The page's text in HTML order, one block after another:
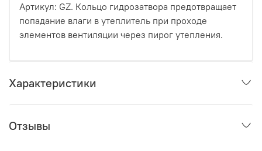
Артикул: GZ. Кольцо гидрозатвора предотвращает
попадание влаги в утеплитель при проходе
элементов вентиляции через пирог утепления.
Характеристики
Отзывы